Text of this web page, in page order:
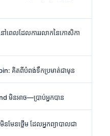
ពេលដែលការរលាកនៃកោសិកា
គិតពីបំពង់ទឹកប្រមាត់ជាមុន
មិនអាច—ប្រាប់អ្នកបាន
ែនថ្លើម ដែលអ្នកព្យាបាលជា